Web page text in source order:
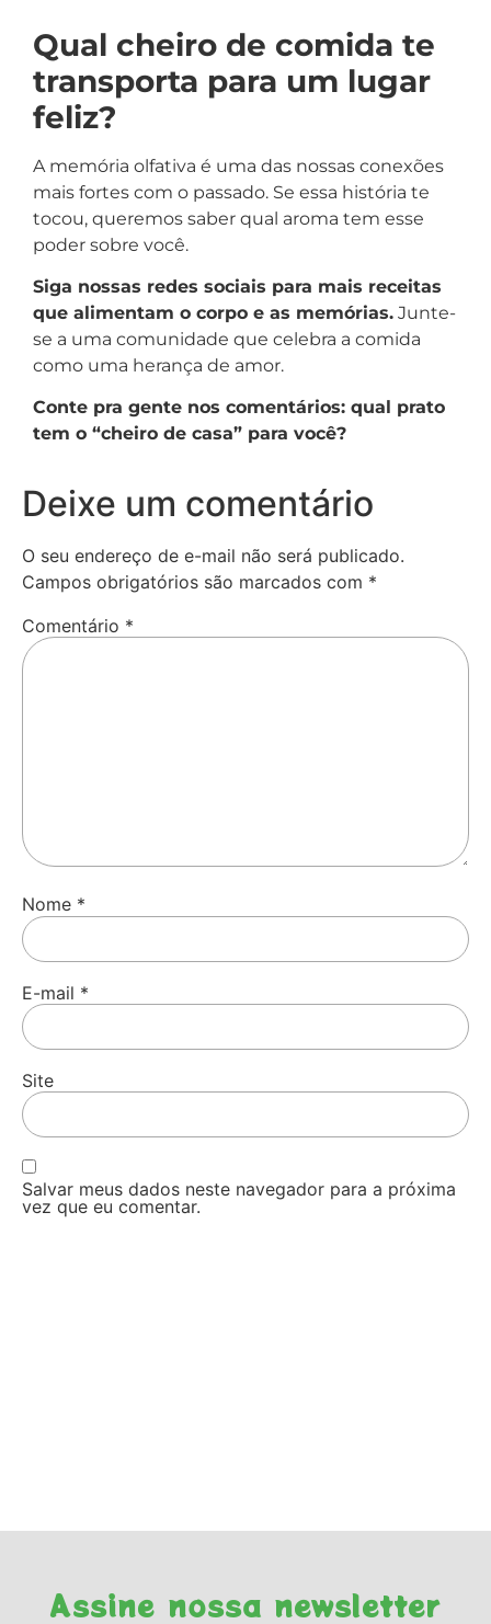
Qual cheiro de comida te
transporta para um lugar
feliz?
A memória olfativa é uma das nossas conexões
mais fortes com o passado. Se essa história te
tocou, queremos saber qual aroma tem esse
poder sobre você.
Siga nossas redes sociais para mais receitas
que alimentam o corpo e as memórias. Junte-
se a uma comunidade que celebra a comida
como uma herança de amor.
Conte pra gente nos comentários: qual prato
tem o “cheiro de casa” para você?
Deixe um comentário
O seu endereço de e-mail não será publicado.
Campos obrigatórios são marcados com *
Comentário *
Nome *
E-mail *
Site
Salvar meus dados neste navegador para a próxima
vez que eu comentar.
Assine nossa newsletter